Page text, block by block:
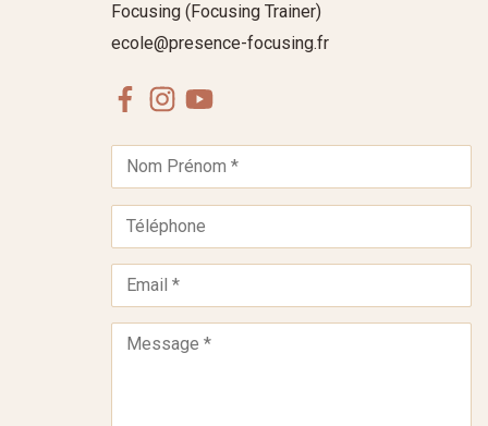
Focusing (Focusing Trainer)
ecole@presence-focusing.fr
FacebookInstagram